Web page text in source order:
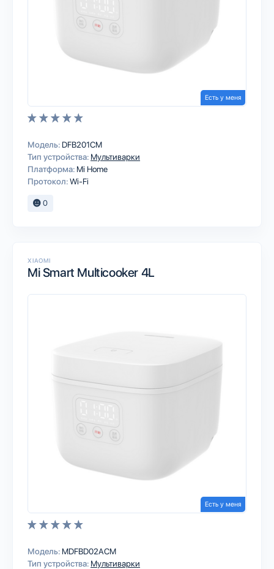
Есть у меня
Модель: DFB201CM
Тип устройства: Мультиварки
Платформа: Mi Home
Протокол:Wi-Fi
0
XIAOMI
Mi Smart Multicooker 4L
Есть у меня
Модель: MDFBD02ACM
Тип устройства: Мультиварки